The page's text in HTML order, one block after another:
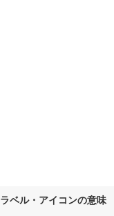
ラベル・アイコンの意味